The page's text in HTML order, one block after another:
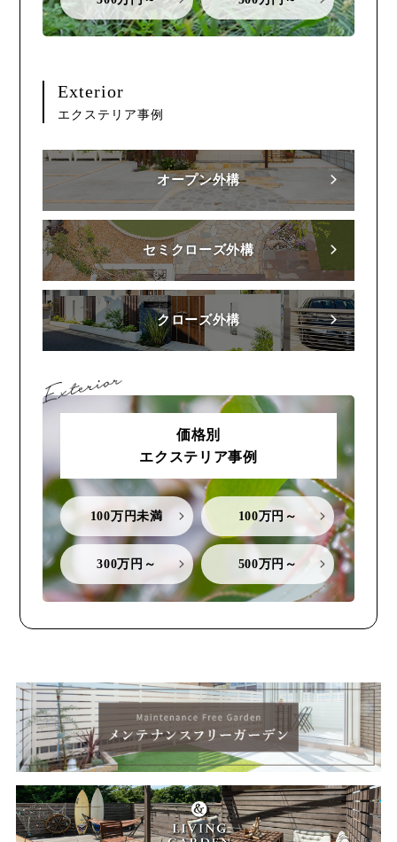
Exterior
エクステリア事例
オープン外構
セミクローズ外構
クローズ外構
価格別
エクステリア事例
100万円未満 100万円～
300万円～ 500万円～